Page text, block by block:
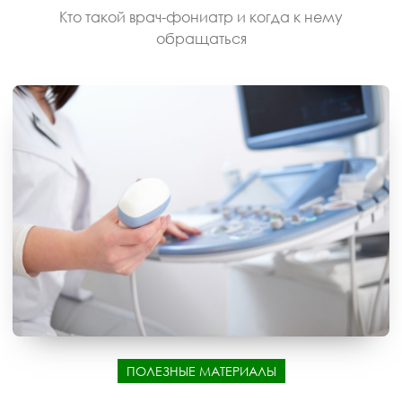
Кто такой врач-фониатр и когда к нему
обращаться
ПОЛЕЗНЫЕ МАТЕРИАЛЫ